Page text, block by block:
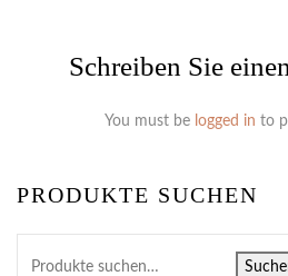
PRODUKTE SUCHEN
Schreiben Sie
You must be logged in to